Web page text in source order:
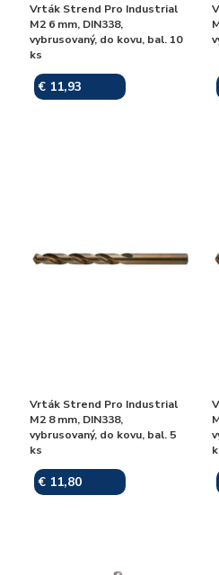
Vrták Strend Pro Industrial
M2 6 mm, DIN338,
vybrusovaný, do kovu, bal. 10
ks
€ 11,93
Vrták Strend Pro Industrial
M2 8 mm, DIN338,
vybrusovaný, do kovu, bal. 5
ks
€ 11,80